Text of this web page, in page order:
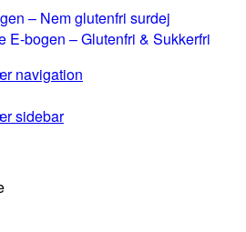
– Nem glutenfri surdej
E-bogen – Glutenfri & Sukkerfri
navigation
sidebar